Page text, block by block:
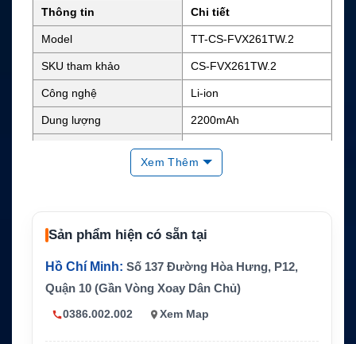
Thông tin Chi tiết
Model TT-CS-FVX261TW.2
SKU tham khảo CS-FVX261TW.2
Công nghệ Li-ion
Dung lượng 2200mAh
Điện áp danh định 7.4V
Khoảng 16.28Wh
Trọng lượng 0.7 lb
Mã pin thay thế
FNB-112Li, FNB-113Li, AAJ
67X001, AAJ68X001
Vertex Standard VX-260, V
Xem Thêm
Sản phẩm hiện có sẵn tại
Hồ Chí Minh: Số 137 Đường Hòa Hưng, P12,
Quận 10 (Gần Vòng Xoay Dân Chủ)
0386.002.002 Xem Map